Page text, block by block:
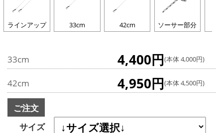
ラインアップ 33cm 42cm ソーサー部分
33cm 4,400円(本体 4,000円)
42cm 4,950円(本体 4,500円)
ご注文
サイズ